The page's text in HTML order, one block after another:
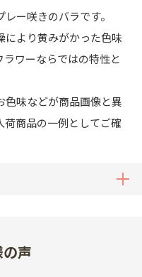
ー咲きのバラです。
により黄みがかった色味
ワーならではの特性と
色味などが商品画像と異
荷商品の一例としてご確
声